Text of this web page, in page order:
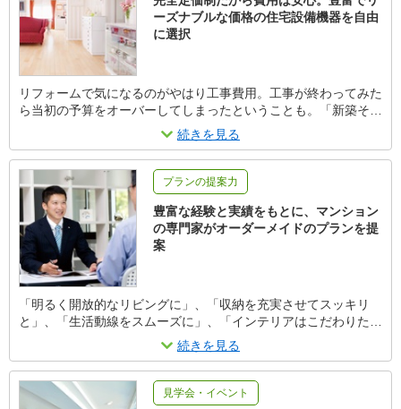
ーズナブルな価格の住宅設備機器を自由
に選択
リフォームで気になるのがやはり工事費用。工事が終わってみた
ら当初の予算をオーバーしてしまったということも。「新築そっ
くりさん」は、マンションリフォームでも安心の「完全定価制」
を実現。工事が始まってからは、お客様の要望による工事内容の
変更がない限り、追加費用は発生しないのでとても安心。また、
住宅設備機器は住友不動産グループの調達力を活かしたリーズナ
ブルな価格で、豊富なメニューからお選び頂けます。
続きを見る
プランの提案力
豊富な経験と実績をもとに、マンション
の専門家がオーダーメイドのプランを提
案
「明るく開放的なリビングに」、「収納を充実させてスッキリ
と」、「生活動線をスムーズに」、「インテリアはこだわりた
い」など、住まいの課題や夢はさまざま。マンションのプロなら
ではの豊富な経験に基づくノウハウがマンションリフォームに活
かされています。セールスエンジニアが課題や夢をじっくりヒア
リングし、間取りやデザインを提案します。規約などマンション
続きを見る
見学会・イベント